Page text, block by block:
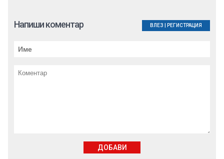
Напиши коментар ВЛЕЗ РЕГИСТРАЦИЯ
ДОБАВИ